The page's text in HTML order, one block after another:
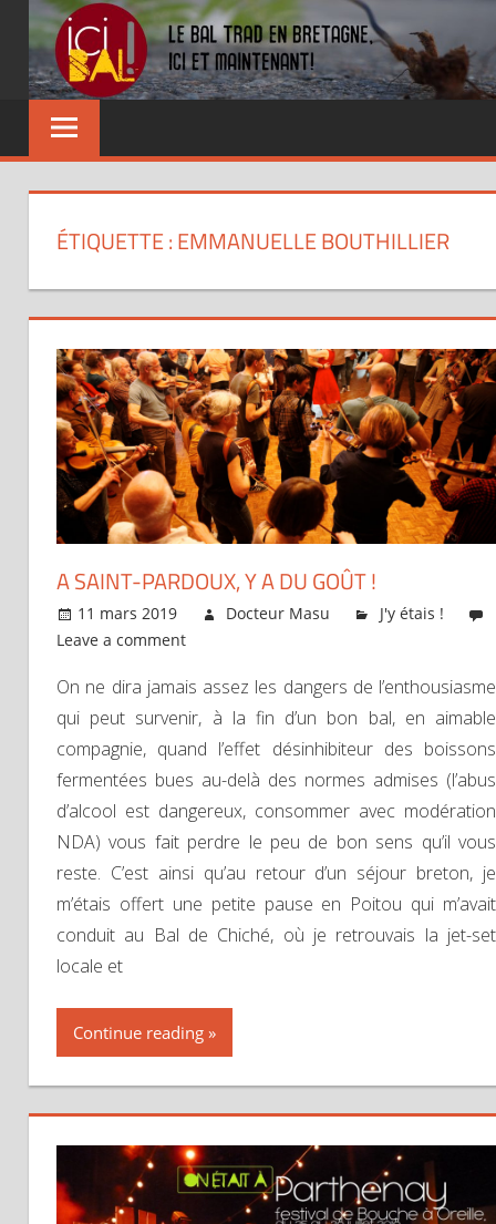
content
Dansez
partout
ÉTIQUETTE : EMMANUELLE BOUTHILLIER
A SAINT-PARDOUX, Y A DU GOÛT !
11 mars 2019 Docteur Masu
J'y étais !
Leave a comment
On ne dira jamais assez les dangers de l’enthousiasme
qui peut survenir, à la fin d’un bon bal, en aimable
compagnie, quand l’effet désinhibiteur des boissons
fermentées bues au-delà des normes admises (l’abus
d’alcool est dangereux, consommer avec modération
NDA) vous fait perdre le peu de bon sens qu’il vous
reste. C’est ainsi qu’au retour d’un séjour breton, je
m’étais offert une petite pause en Poitou qui m’avait
conduit au Bal de Chiché, où je retrouvais la jet-set
locale et
Continue reading